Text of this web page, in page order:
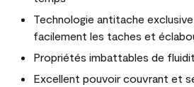
Technologie antitache
facilement les taches et
Propriétés imbattables de
Excellent pouvoir couvrant et